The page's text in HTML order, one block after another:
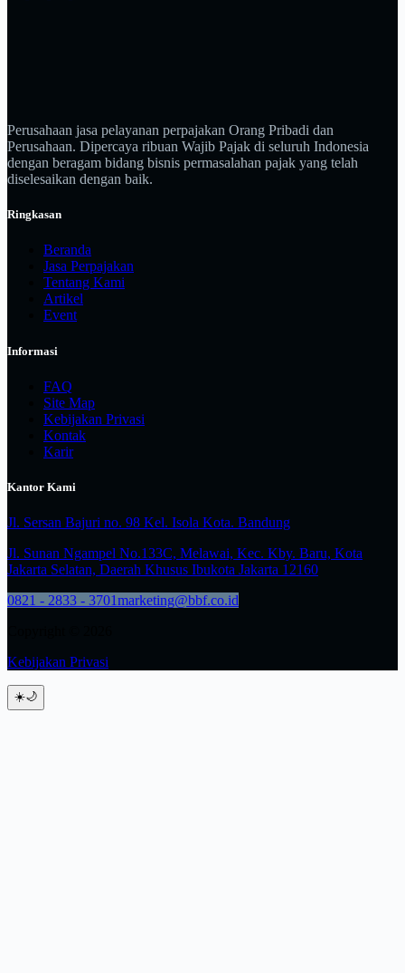
Perusahaan jasa pelayanan perpajakan Orang Pribadi dan
Perusahaan. Dipercaya ribuan Wajib Pajak di seluruh Indonesia
dengan beragam bidang bisnis permasalahan pajak yang telah
diselesaikan dengan baik.
Ringkasan
Beranda
Jasa Perpajakan
Tentang Kami
Artikel
Event
Informasi
FAQ
Site Map
Kebijakan Privasi
Kontak
Karir
Kantor Kami
Jl. Sersan Bajuri no. 98 Kel. Isola Kota. Bandung
Jl. Sunan Ngampel No.133C, Melawai, Kec. Kby. Baru, Kota
Jakarta Selatan, Daerah Khusus Ibukota Jakarta 12160
0821 - 2833 - 3701marketing@bbf.co.id
Kebijakan Privasi
☀️🌙